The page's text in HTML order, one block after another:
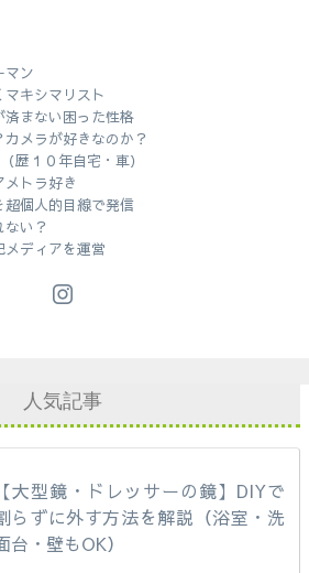
マン
キシマリスト
済まない困った性格
カメラが好きなのか？
歴１０年自宅・車）
メトラ好き
超個人的目線で発信
い？
メディアを運営
人気記事
【大型鏡・ドレッサーの鏡】DIYで
らずに外す方法を解説（浴室・洗
台・壁もOK）